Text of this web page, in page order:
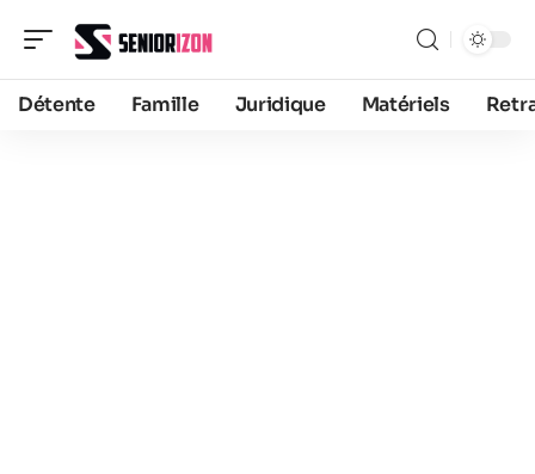
Détente Famille Juridique Matériels